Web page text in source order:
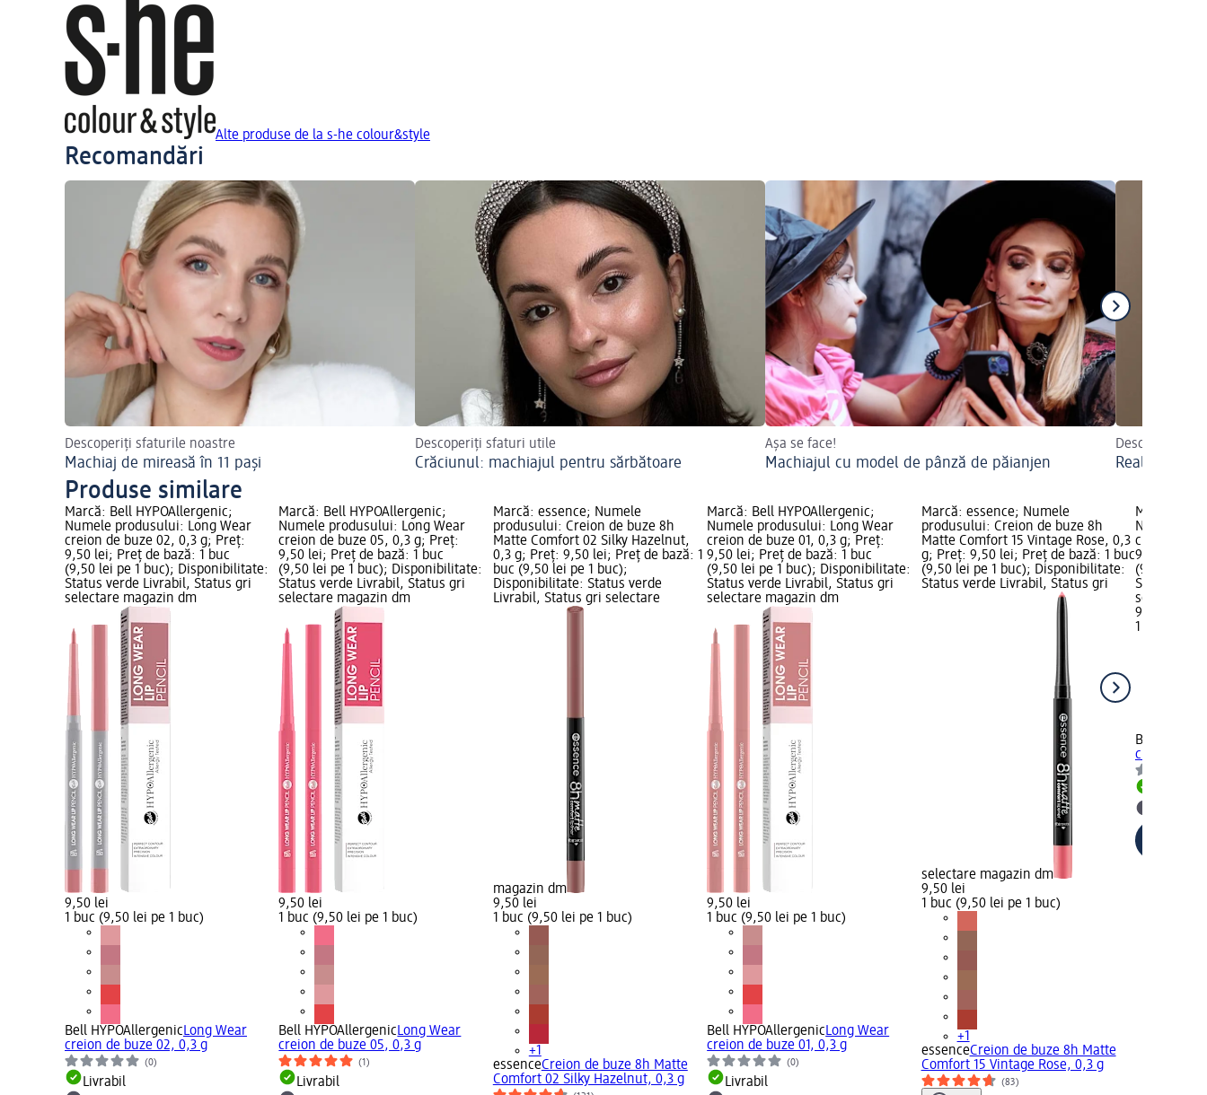
Alte produse de la s-he colour&style
Recomandări
Descoperiți sfaturile noastre
Machiaj de mireasă în 11 pași
Descoperiți sfaturi utile
Crăciunul: machiajul pentru sărbătoare
Așa se face!
Machiajul cu model de pânză de păianjen
Descoperiți
Realizați
Produse similare
Marcă: Bell HYPOAllergenic;
Numele produsului: Long Wear
creion de buze 02, 0,3 g; Preț:
9,50 lei; Preț de bază: 1 buc
(9,50 lei pe 1 buc); Disponibilitate:
Status verde Livrabil, Status gri
selectare magazin dm
9,50 lei
1 buc (9,50 lei pe 1 buc)
Bell HYPOAllergenicLong Wear
creion de buze 02, 0,3 g
(0)
Livrabil
Marcă: Bell HYPOAllergenic;
Numele produsului: Long Wear
creion de buze 05, 0,3 g; Preț:
9,50 lei; Preț de bază: 1 buc
(9,50 lei pe 1 buc); Disponibilitate:
Status verde Livrabil, Status gri
selectare magazin dm
9,50 lei
1 buc (9,50 lei pe 1 buc)
Bell HYPOAllergenicLong Wear
creion de buze 05, 0,3 g
(1)
Livrabil
Marcă: essence; Numele
produsului: Creion de buze 8h
Matte Comfort 02 Silky Hazelnut,
0,3 g; Preț: 9,50 lei; Preț de bază: 1
buc (9,50 lei pe 1 buc);
Disponibilitate: Status verde
Livrabil, Status gri selectare
magazin dm
9,50 lei
1 buc (9,50 lei pe 1 buc)
+1
essenceCreion de buze 8h Matte
Comfort 02 Silky Hazelnut, 0,3 g
Marcă: Bell HYPOAllergenic;
Numele produsului: Long Wear
creion de buze 01, 0,3 g; Preț:
9,50 lei; Preț de bază: 1 buc
(9,50 lei pe 1 buc); Disponibilitate:
Status verde Livrabil, Status gri
selectare magazin dm
9,50 lei
1 buc (9,50 lei pe 1 buc)
Bell HYPOAllergenicLong Wear
creion de buze 01, 0,3 g
(0)
Livrabil
Marcă: essence; Numele
produsului: Creion de buze 8h
Matte Comfort 15 Vintage Rose, 0,3
g; Preț: 9,50 lei; Preț de bază: 1 buc
(9,50 lei pe 1 buc); Disponibilitate:
Status verde Livrabil, Status gri
selectare magazin dm
9,50 lei
1 buc (9,50 lei pe 1 buc)
+1
essenceCreion de buze 8h Matte
Comfort 15 Vintage Rose, 0,3 g
(83)
Marcă: Bell
Numele
creion de
9,50 lei;
(9,50 lei pe
Status
selectare
9,50 lei
1 buc (9,50
Bell
creion de